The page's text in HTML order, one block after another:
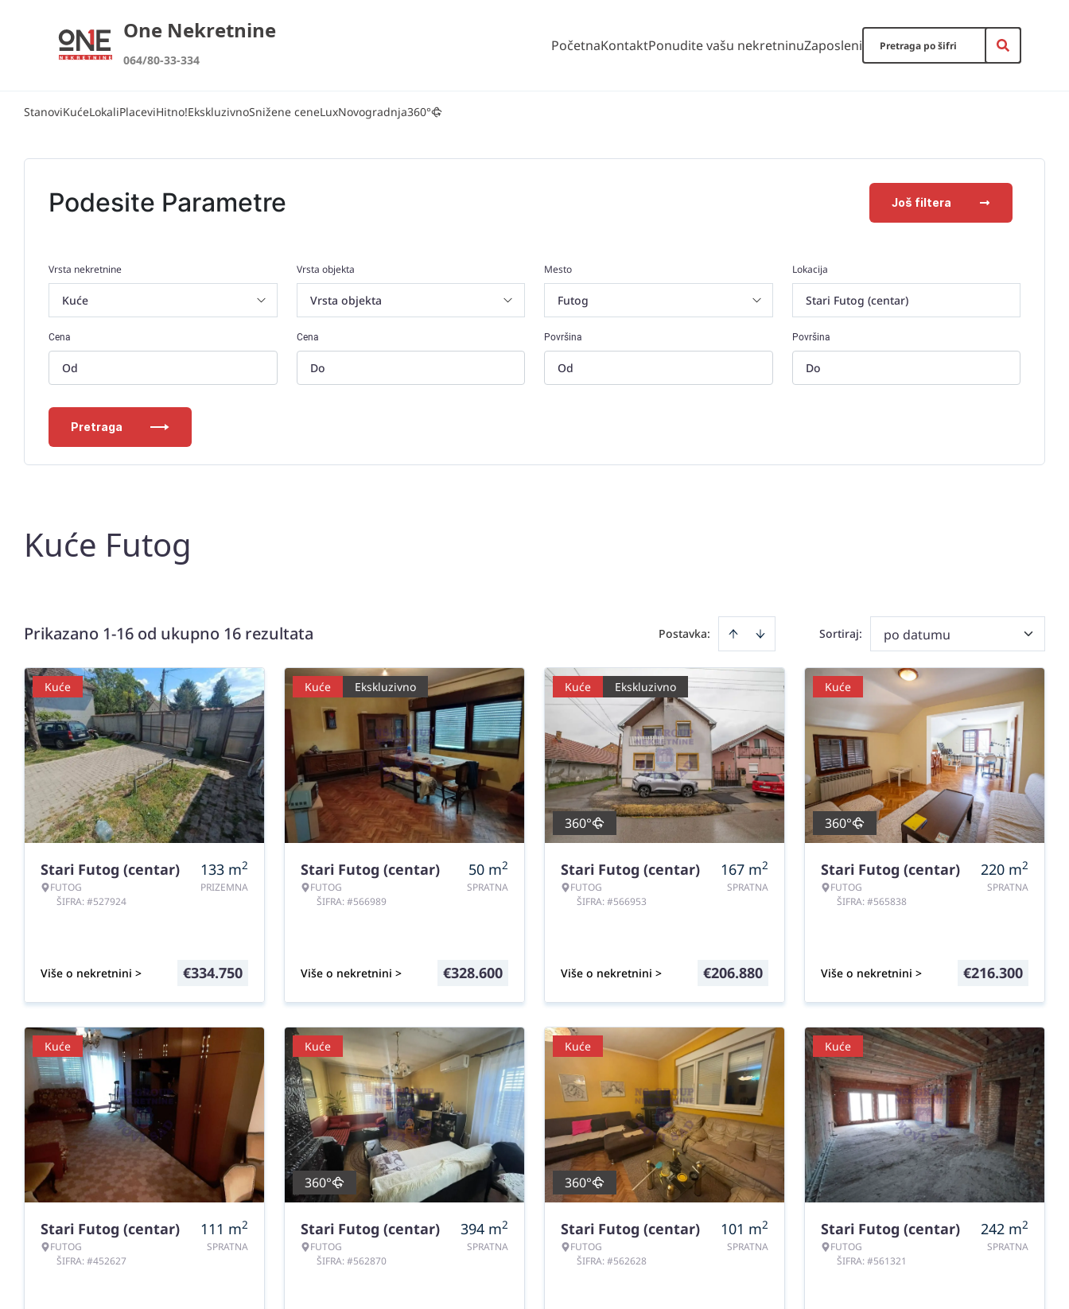
One Nekretnine
064/80-33-334
PočetnaKontaktPonudite vašu nekretninuZaposleni
StanoviKućeLokaliPlaceviHitno!EkskluzivnoSnižene ceneLuxNovogradnja360°
Podesite Parametre Još filtera
Vrsta nekretnine Vrsta objekta Mesto Lokacija
Stari Futog (centar)
Cena Cena Površina Površina
Pretraga
Kuće Futog
Prikazano 1-16 od ukupno 16 rezultata Postavka: Sortiraj: po datumu
Kuće
Stari Futog (centar)
FUTOG
ŠIFRA: #527924
133 m2
PRIZEMNA
Više o nekretnini > €334.750
Kuće Ekskluzivno
Stari Futog (centar)
FUTOG
ŠIFRA: #566989
50 m2
SPRATNA
Više o nekretnini > €328.600
Kuće Ekskluzivno
360°
Stari Futog (centar)
FUTOG
ŠIFRA: #566953
167 m2
SPRATNA
Više o nekretnini > €206.880
Kuće
360°
Stari Futog (centar)
FUTOG
ŠIFRA: #565838
220 m2
SPRATNA
Više o nekretnini > €216.300
Kuće
Stari Futog (centar)
FUTOG
ŠIFRA: #452627
111 m2
SPRATNA
Kuće
360°
Stari Futog (centar)
FUTOG
ŠIFRA: #562870
394 m2
SPRATNA
Kuće
360°
Stari Futog (centar)
FUTOG
ŠIFRA: #562628
101 m2
SPRATNA
Kuće
Stari Futog (centar)
FUTOG
ŠIFRA: #561321
242 m2
SPRATNA